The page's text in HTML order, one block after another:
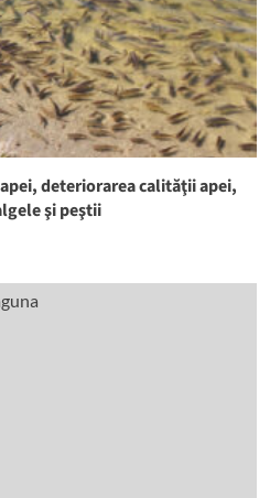
deteriorarea calităţii apei,
şi peştii